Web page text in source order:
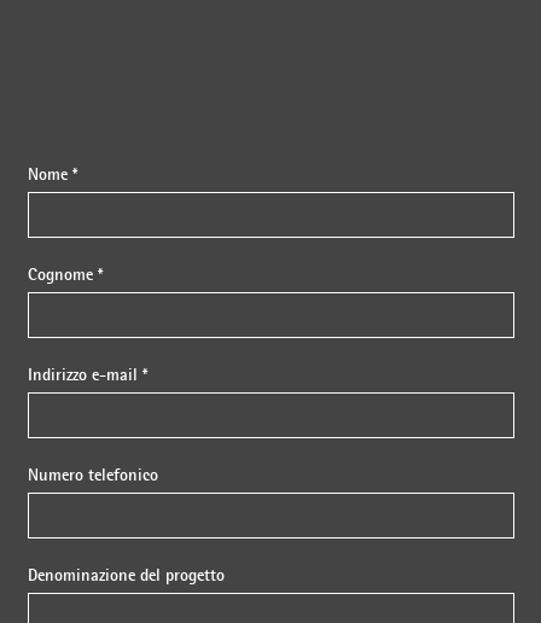
Nome *
Cognome *
Indirizzo e-mail *
Numero telefonico
Denominazione del progetto